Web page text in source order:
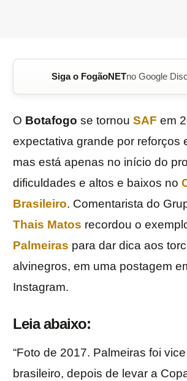
Siga o FogãoNETno Google
O Botafogo se tornou SAF em
expectativa grande por reforços
mas está apenas no início do
dificuldades e altos e baixos no
Brasileiro. Comentarista do
Thais Matos recordou o
Palmeiras para dar dica aos
alvinegros, em uma postagem
Instagram.
Leia abaixo:
“Foto de 2017. Palmeiras foi
brasileiro, depois de levar a